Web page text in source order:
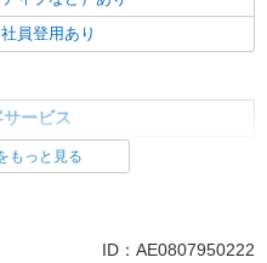
社員登用あり
ービス
もっと見る
ID：AE0807950222